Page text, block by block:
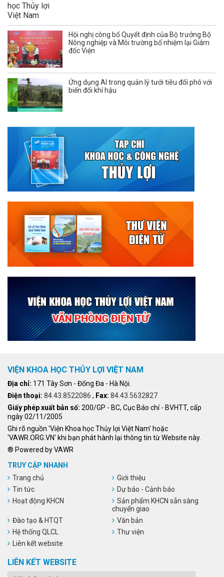
Hội nghị công bố Quyết định của Bộ trưởng Bộ
Nông nghiệp và Môi trường bổ nhiệm lại Giám
đốc Viện
Ứng dụng AI trong quản lý tưới tiêu đối phó với
biến đổi khí hậu
VIỆN KHOA HỌC THỦY LỢI VIỆT NAM
Địa chỉ: 171 Tây Sơn - Đống Đa - Hà Nội.
Điện thoại: 84.43.8522086 , Fax: 84.43.5632827
Giấy phép xuất bản số: 200/GP - BC, Cục Báo chí - BVHTT, cấp
ngày 02/11/2005
Ghi rõ nguồn 'Viện Khoa học Thủy lợi Việt Nam' hoặc
'VAWR.ORG.VN' khi bạn phát hành lại thông tin từ Website này.
® Powered by VAWR
TRUY CẬP NHANH
Trang chủ
Giới thiệu
Tin tức
Dự báo - Cảnh báo
Hoạt động KHCN
Sản phẩm KHCN sẵn sàng
chuyển giao
Đào tạo & HTQT
Văn bản
Hệ thống QLCL
Thư viện
Liên kết website
LIÊN KẾT WEBSITE